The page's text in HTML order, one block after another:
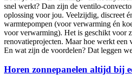
snel werkt? Dan zijn de ventilo-
oplossing voor jou. Veelzijdig, discreet
warmtepompen (voor verwarming én
voor verwarming). Het is geschikt voor
renovatieprojecten. Maar hoe werkt een
En wat zijn de voordelen? Dat leggen
Horen zonnepanelen altijd bij